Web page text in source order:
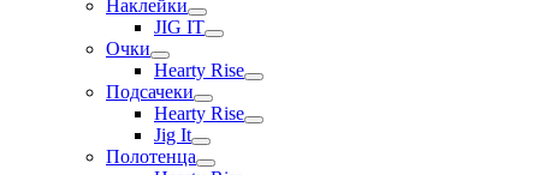
Наклейки
JIG IT
Очки
Hearty Rise
Подсачеки
Hearty Rise
Jig It
Полотенца